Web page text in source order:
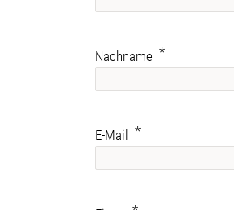
Nachname
E-Mail